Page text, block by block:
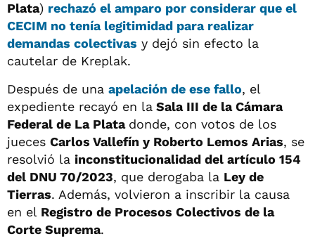
Plata) rechazó el amparo por considerar que el
CECIM no tenía legitimidad para realizar
demandas colectivas y dejó sin efecto la
cautelar de Kreplak.
Después de una apelación de ese fallo, el
expediente recayó en la Sala III de la Cámara
Federal de La Plata donde, con votos de los
jueces Carlos Vallefín y Roberto Lemos Arias, se
resolvió la inconstitucionalidad del artículo 154
del DNU 70/2023, que derogaba la Ley de
Tierras. Además, volvieron a inscribir la causa
en el Registro de Procesos Colectivos de la
Corte Suprema.